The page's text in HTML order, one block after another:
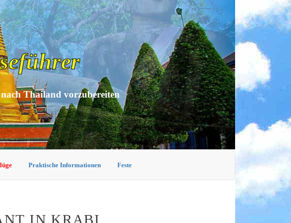
Thailand vorzubereiten
Praktische Informationen Feste
IN KRABI